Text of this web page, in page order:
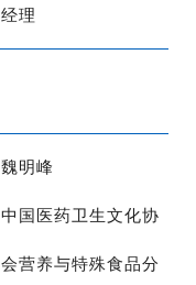
经理
魏明峰
中国医药卫生文化协
会营养与特殊食品分